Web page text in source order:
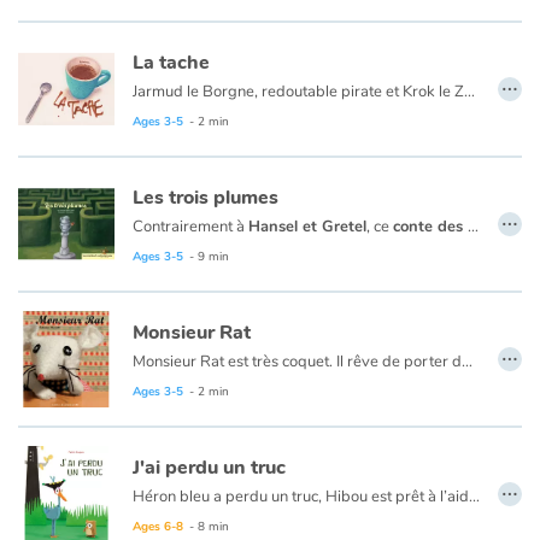
Blog
Learn french with Storyplay'r
French book lists for children
Reading for children
Dyslexia and reading disorders
La tache
Jarmud le Borgne, redoutable pirate et Krok le Zaltorien, venu de Zaltor dans son vaisseau spatial, vont s'affronter sur l'Île de la Tortue.
Ages 3-5 - 2 min
…
Les trois plumes
Contrairement à Hansel et Gretel, ceconte des Frères Grimm
Ages 3-5 - 9 min
…
Monsieur Rat
Monsieur Rat est très coquet. Il rêve de porter des moustaches exceptionnelles. Mais cela ne sera pas sans effets secondaires qui vont l’entraîner au bout du monde.
Ages 3-5 - 2 min
…
J'ai perdu un truc
Héron bleu a perdu un truc, Hibou est prêt à l’aider à le retrouver. Cependant Héron bleu n’est pas très clair pour lui décrire le fameux truc. Les voilà partis dans la forêt à la rencontre de personnages divers et variés, tous sortis d’histoires, contes ou fables dont le lecteur se régalera de les reconnaître ou pas. Car certains sont bizarres, un peu comme le truc à retrouver.
Ages 6-8 - 8 min
…